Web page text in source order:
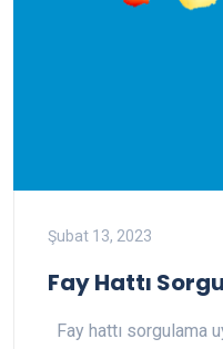
Şubat 13, 2023
Fay Hattı
Fay hattı sorgulama